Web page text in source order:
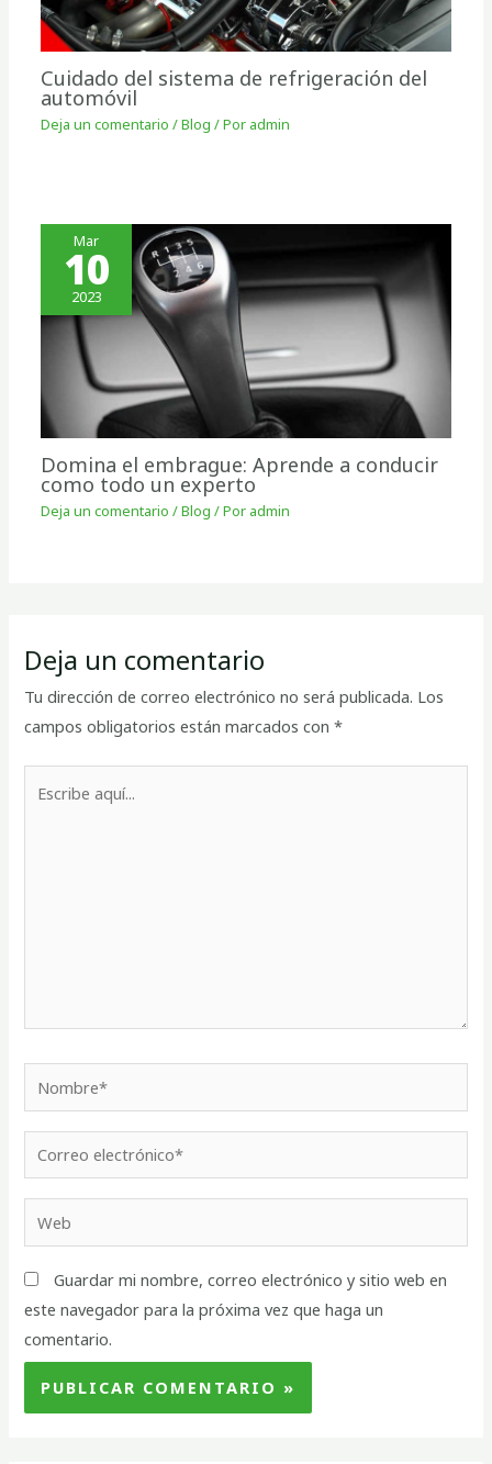
Cuidado del sistema de refrigeración del
automóvil
Deja un comentario /Blog / Por admin
Mar
10
2023
Domina el embrague: Aprende a conducir
como todo un experto
Deja un comentario /Blog / Por admin
Deja un comentario
Tu dirección de correo electrónico no será publicada. Los
campos obligatorios están marcados con*
Guardar mi nombre, correo electrónico y sitio web en
este navegador para la próxima vez que haga un
comentario.